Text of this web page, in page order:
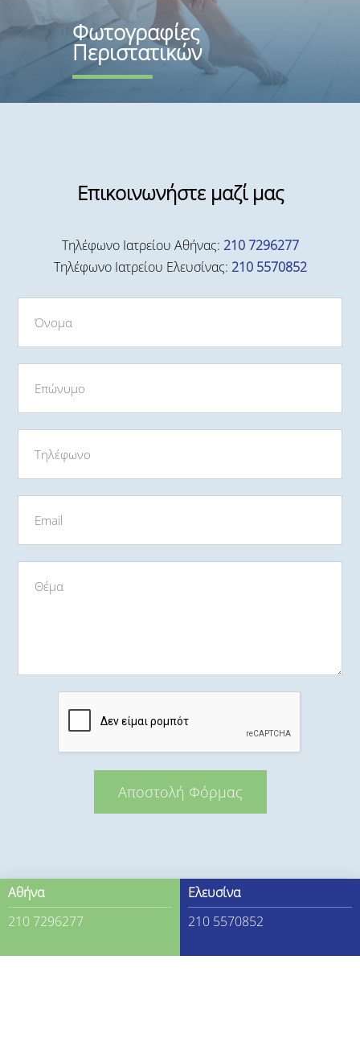
Φωτογραφίες
Περιστατικών
Επικοινωνήστε μαζί μας
Τηλέφωνο Ιατρείου Αθήνας: 210 7296277
Τηλέφωνο Ιατρείου Ελευσίνας: 210 5570852
Αποστολή Φόρμας
Αθήνα
210 7296277
Ελευσίνα
210 5570852